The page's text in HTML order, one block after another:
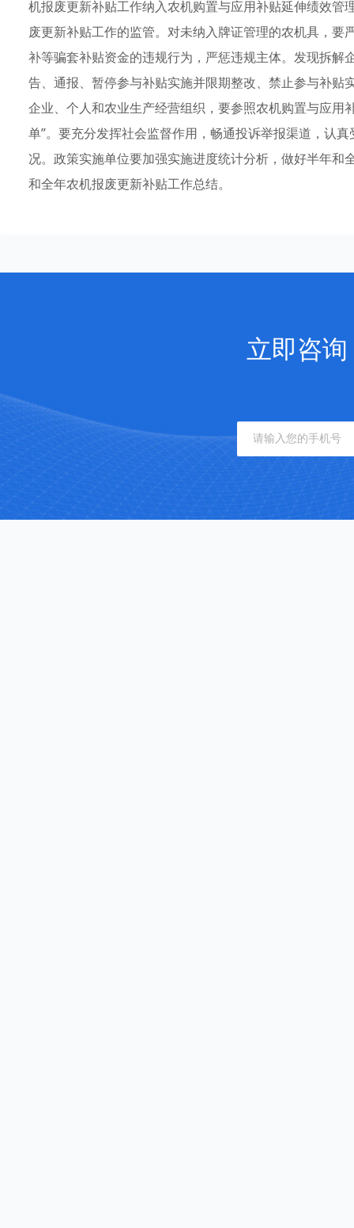
机报废更新补贴工作纳入农机购置与应用补贴延伸绩效
废更新补贴工作的监管。对未纳入牌证管理的农机具，
补等骗套补贴资金的违规行为，严惩违规主体。发现拆
告、通报、暂停参与补贴实施并限期整改、禁止参与补
企业、个人和农业生产经营组织，要参照农机购置与应用
单”。要充分发挥社会监督作用，畅通投诉举报渠道，认
况。政策实施单位要加强实施进度统计分析，做好半年
和全年农机报废更新补贴工作总结。
立即咨